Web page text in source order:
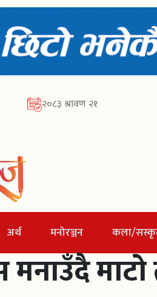
२०८३ श्रावण २१
अर्थ मनोरञ्जन कला/
मनाउँदै